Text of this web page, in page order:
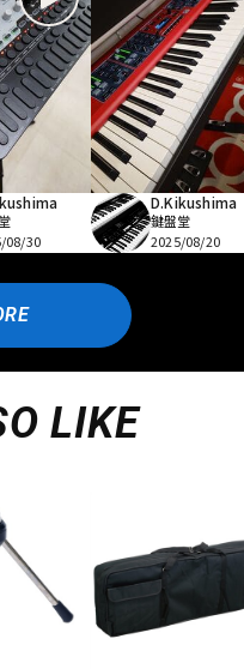
08/30
D.Kikushima
鍵盤堂
2025/08/20
LIKE